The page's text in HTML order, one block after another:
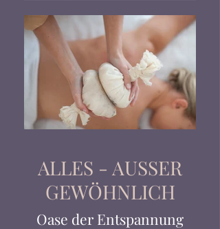
ALLES - AUSSER
GEWÖHNLICH
Oase der Entspannung